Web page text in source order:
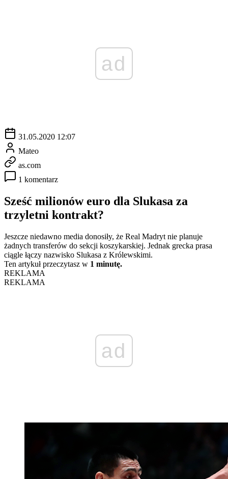
ad
31.05.2020 12:07
Mateo
as.com
1 komentarz
Sześć milionów euro dla Slukasa za
trzyletni kontrakt?
Jeszcze niedawno media donosiły, że Real Madryt nie planuje
żadnych transferów do sekcji koszykarskiej. Jednak grecka prasa
ciągle łączy nazwisko Slukasa z Królewskimi.
Ten artykuł przeczytasz w 1 minutę.
REKLAMA
REKLAMA
ad